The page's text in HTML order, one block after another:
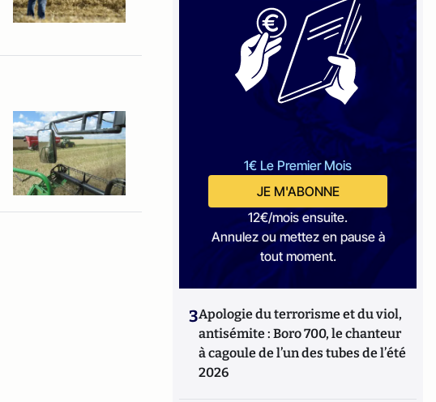
1€ Le Premier Mois
JE M'ABONNE
12€/mois ensuite.
Annulez ou mettez en pause à
tout moment.
3Apologie du terrorisme et du viol,
antisémite : Boro 700, le chanteur
à cagoule de l’un des tubes de l’été
2026